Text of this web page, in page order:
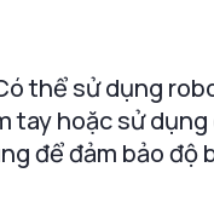
thể sử dụng
tay hoặc sử
để đảm bảo độ